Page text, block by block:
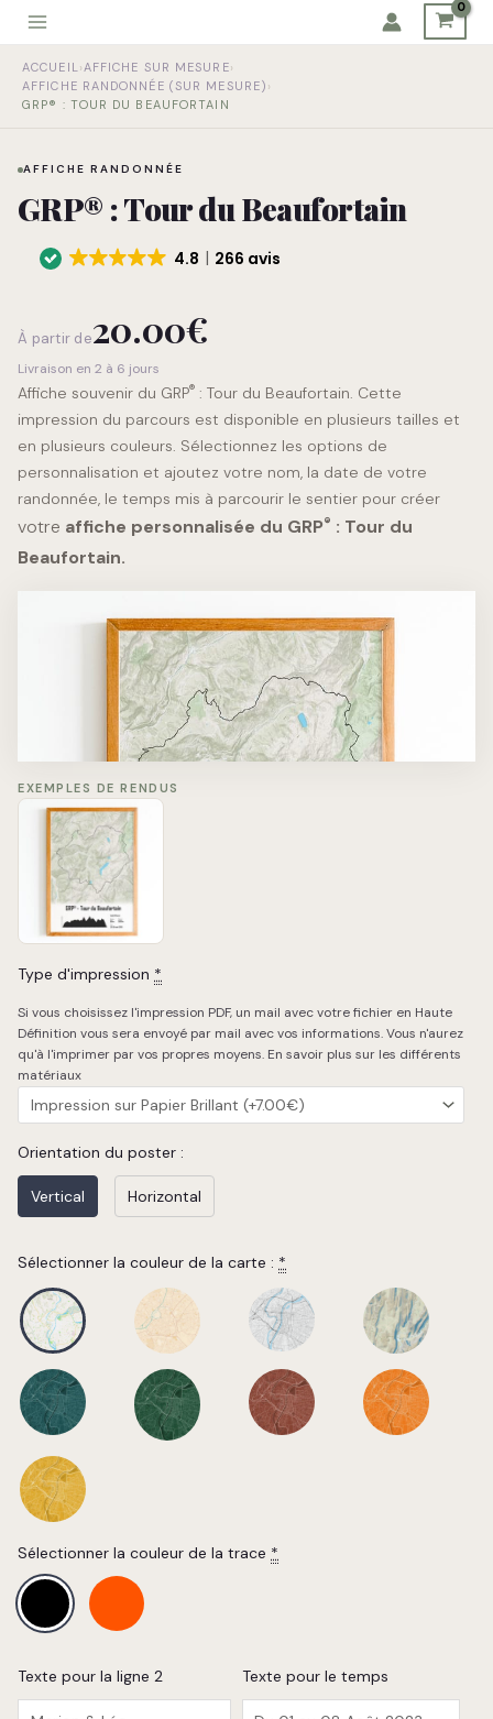
Aller
contenu
ACCUEIL › AFFICHE SUR MESURE›
AFFICHE RANDONNÉE (SUR MESURE) ›
GRP® : TOUR DU BEAUFORTAIN
AFFICHE RANDONNÉE
GRP® : Tour du Beaufortain
4.8 266 avis
À partir de20.00€
Livraison en 2 à 6 jours
Affiche souvenir du GRP® : Tour du Beaufortain. Cette
impression du parcours est disponible en plusieurs tailles et
en plusieurs couleurs. Sélectionnez les options de
personnalisation et ajoutez votre nom, la date de votre
randonnée, le temps mis à parcourir le sentier pour créer
votre affiche personnalisée du GRP® : Tour du
Beaufortain.
Chargement de la carte…
Tour du Beaufortain
Jade Orlavut
Distance
99km
Elevation
5800m
Time
Du 11 au 14 Août 2025
EXEMPLES DE RENDUS
Type d'impression *
Si vous choisissez l'impression PDF, un mail avec votre fichier en Haute
Définition vous sera envoyé par mail avec vos informations. Vous n'aurez
qu'à l'imprimer par vos propres moyens. En savoir plus sur les différents
matériaux
Orientation du poster :
Vertical Horizontal
Sélectionner la couleur de la carte : *
Sélectionner la couleur de la trace *
Texte pour la ligne 2 Texte pour le temps
de
GRP®
du
Beaufortain